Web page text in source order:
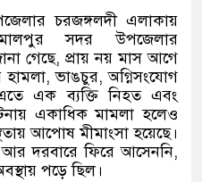
চরজঙ্গলদী এলাকায়
সদর উপজেলার
গেছে, প্রায় নয় মাস আগে
হামলা, ভাঙচুর, অগ্নিসংযোগ
এক ব্যক্তি নিহত এবং
একাধিক মামলা হলেও
আপোষ মীমাংসা হয়েছে।
দরবারে ফিরে আসেননি,
পড়ে ছিল।